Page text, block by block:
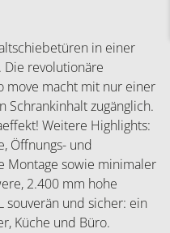
in einer
revolutionäre
move macht mit nur einer
zugänglich.
Weitere Highlights:
Öffnungs- und
Montage sowie minimaler
2.400 mm hohe
souverän und sicher: ein
Küche und Büro.